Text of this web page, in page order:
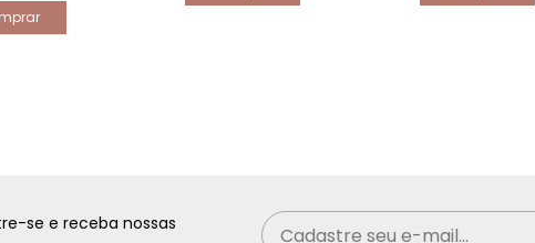
se e receba nossas